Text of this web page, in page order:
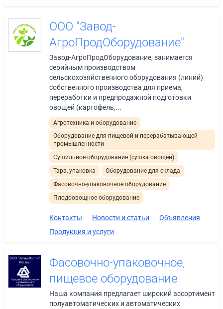
ООО "Завод-
АгроПродОборудование"
Завод-АгроПродОборудование, занимается
серийным производством
сельскохозяйственного оборудования (линий)
собственного производства для приема,
переработки и предпродажной подготовки
овощей (картофель,...
Агротехника и оборудование
Оборудование для пищевой и перерабатывающей
промышленности
Сушильное оборудование (сушка овощей)
Тара, упаковка
Оборудование для склада
Фасовочно-упаковочное оборудование
Плодоовощное оборудование
Контакты Новости и статьи
Объявления
Продукция и услуги
Фасовочно-упаковочное,
пищевое оборудование
Наша компания предлагает широкий ассортимент
полуавтоматических и автоматических